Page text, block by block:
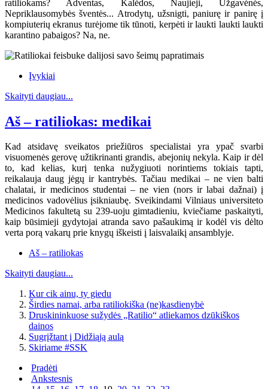
ratiliokams? Adventas, Kalėdos, Naujieji, Užgavėnės,
Nepriklausomybės šventės... Atrodytų, užsnigti, paniurę ir panirę į
kompiuterių ekranus turėjome tik tūnoti, kerpėti ir laukti laukti laukti
karantino pabaigos? Na, ne.
Įvykiai
Skaityti daugiau...
Aš – ratiliokas: medikai
Kad atsidavę sveikatos priežiūros specialistai yra ypač svarbi
visuomenės gerovę užtikrinanti grandis, abejonių nekyla. Kaip ir dėl
to, kad kelias, kurį tenka nužygiuoti norintiems tokiais tapti,
reikalauja daug jėgų ir kantrybės. Tačiau medikai – ne vien balti
chalatai, ir medicinos studentai – ne vien (nors ir labai dažnai) į
medicinos vadovėlius įsikniaubę. Sveikindami Vilniaus universiteto
Medicinos fakultetą su 239-uoju gimtadieniu, kviečiame paskaityti,
kaip būsimieji gydytojai atranda savo pašaukimą ir kodėl vis dėlto
verta porą vakarų prie knygų iškeisti į laisvalaikį ansamblyje.
Aš – ratiliokas
Skaityti daugiau...
Kur cik ainu, ty giedu
Širdies namai, arba ratiliokiška (ne)kasdienybė
Druskininkuose sužydės „Ratilio“ atliekamos dzūkiškos
dainos
Sugrįžtant į Didžiąją aulą
Skiriame #SSK
Pradėti
Ankstesnis